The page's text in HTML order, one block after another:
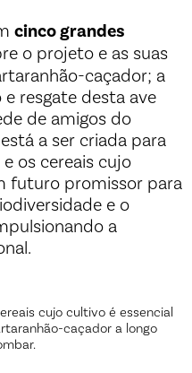
cinco grandes
o projeto e as suas
caçador; a
resgate desta ave
de amigos do
a ser criada para
os cereais cujo
futuro promissor para
e o
a
cujo cultivo é essencial
caçador a longo